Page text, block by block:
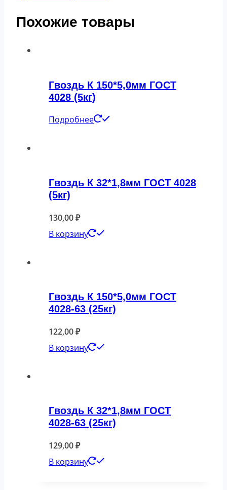
Похожие товары
Гвоздь К 150*5,0мм ГОСТ
4028 (5кг)
Подробнее
Гвоздь К 32*1,8мм ГОСТ 4028
(5кг)
130,00₽
В корзину
Гвоздь К 150*5,0мм ГОСТ
4028-63 (25кг)
122,00₽
В корзину
Гвоздь К 32*1,8мм ГОСТ
4028-63 (25кг)
129,00₽
В корзину